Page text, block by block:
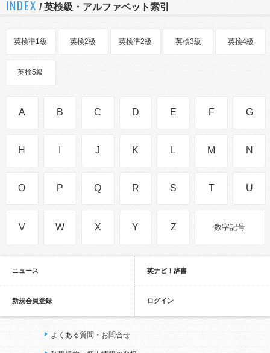
INDEX / 英検級・アルファベット索引
英検準1級 英検2級 英検準2級 英検3級 英検4級
英検5級
A B C D E F G
H J K L M N
O P Q R S T U
V W X Y Z 数字記号
ニュース 英ナビ！辞書
新規会員登録 ログイン
よくある質問・お問合せ